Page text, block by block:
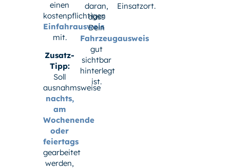
einen
kostenpflichtigen
Einfahrausweis
mit.
Zusatz-
Tipp:
Soll
ausnahmsweise
nachts,
am
Wochenende
oder
feiertags
gearbeitet
werden,
daran,
dass
Dein
Fahrzeugausweis
gut
sichtbar
hinterlegt
ist.
Einsatzort.